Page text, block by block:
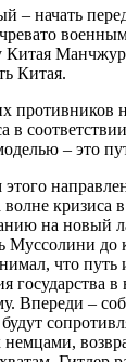
– начать
Китая
Китая.
противников
в
– это
кризиса
на новый
Муссолини до
что путь
государства
Впереди –
будут
немцами,